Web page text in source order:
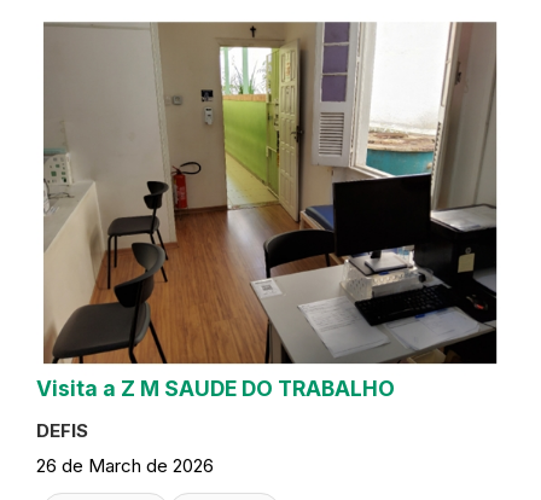
Visita a Z M SAUDE DO TRABALHO
DEFIS
26 de March de 2026